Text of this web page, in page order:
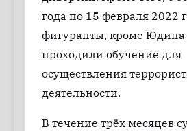
года по 15 февраля 2022
фигуранты, кроме
проходили обучение для
осуществления
деятельности.
В течение трёх месяцев